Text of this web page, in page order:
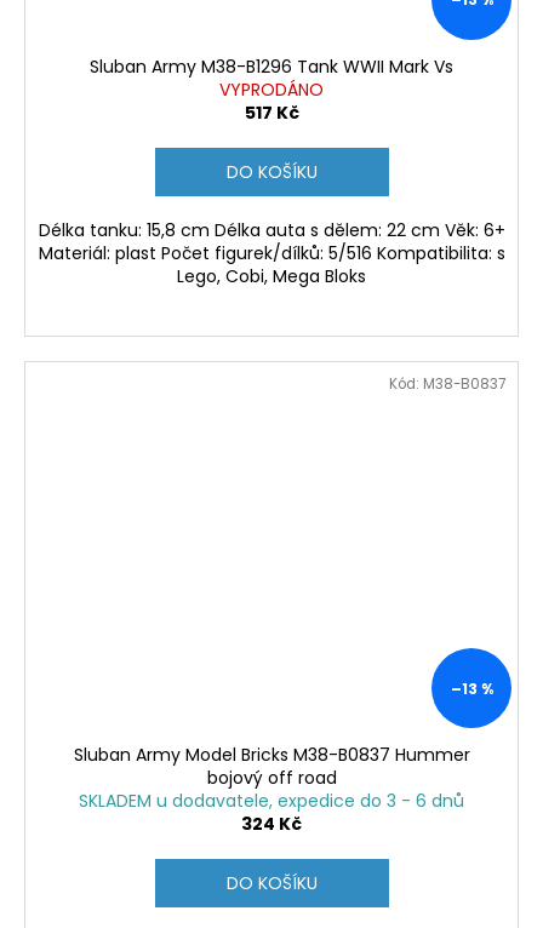
Sluban Army M38-B1296 Tank WWII Mark Vs
VYPRODÁNO
517 Kč
DO KOŠÍKU
Délka tanku: 15,8 cm Délka auta s dělem: 22 cm Věk: 6+
Materiál: plast Počet figurek/dílků: 5/516 Kompatibilita: s
Lego, Cobi, Mega Bloks
–13 %
Sluban Army Model Bricks M38-B0837 Hummer
bojový off road
SKLADEM u dodavatele, expedice do 3 - 6 dnů
324 Kč
DO KOŠÍKU
Kód: M38-B0837